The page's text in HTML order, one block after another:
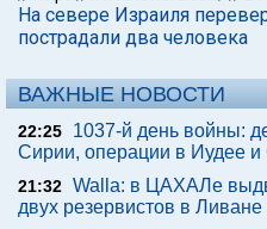
На севере Израиля
пострадали два человека
ВАЖНЫЕ НОВОСТИ
22:25
1037-й день войны:
Сирии, операции в Иудее
21:32 Walla: в ЦАХАЛе
двух резервистов в Ливане